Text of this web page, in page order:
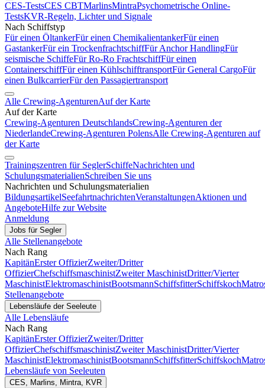
CES-TestsCES CBTMarlinsMintraPsychometrische Online-
TestsKVR-Regeln, Lichter und Signale
Nach Schiffstyp
Für einen ÖltankerFür einen ChemikalientankerFür einen
GastankerFür ein TrockenfrachtschiffFür Anchor HandlingFür
seismische SchiffeFür Ro-Ro FrachtschiffFür einen
ContainerschiffFür einen KühlschifftransportFür General CargoFür
einen BulkcarrierFür den Passagiertransport
Alle Crewing-AgenturenAuf der Karte
Auf der Karte
Crewing-Agenturen DeutschlandsCrewing-Agenturen der
NiederlandeCrewing-Agenturen PolensAlle Crewing-Agenturen auf
der Karte
Trainingszentren für SeglerSchiffeNachrichten und
SchulungsmaterialienSchreiben Sie uns
Nachrichten und Schulungsmaterialien
BildungsartikelSeefahrtnachrichtenVeranstaltungenAktionen und
AngeboteHilfe zur Website
Anmeldung
Jobs für Segler
Alle Stellenangebote
Nach Rang
KapitänErster OffizierZweiter/Dritter
OffizierChefschiffsmaschinistZweiter MaschinistDritter/Vierter
MaschinistElektromaschinistBootsmannSchiffsfitterSchiffskoch
Stellenangebote
Lebensläufe der Seeleute
Alle Lebensläufe
Nach Rang
KapitänErster OffizierZweiter/Dritter
OffizierChefschiffsmaschinistZweiter MaschinistDritter/Vierter
MaschinistElektromaschinistBootsmannSchiffsfitterSchiffskoch
Lebensläufe von Seeleuten
CES, Marlins, Mintra, KVR